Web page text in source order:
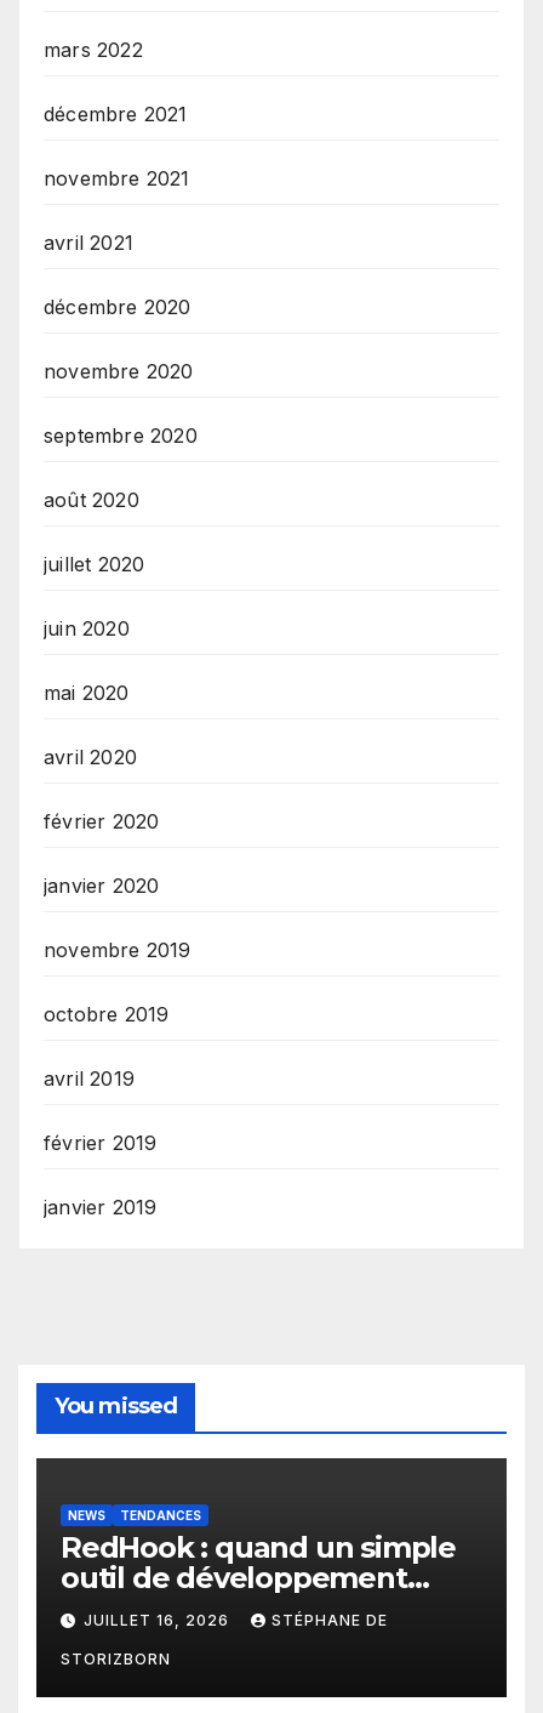
mars 2022
décembre 2021
novembre 2021
avril 2021
décembre 2020
novembre 2020
septembre 2020
août 2020
juillet 2020
juin 2020
mai 2020
avril 2020
février 2020
janvier 2020
novembre 2019
octobre 2019
avril 2019
février 2019
janvier 2019
You missed
NEWS TENDANCES
RedHook : quand un simple
outil de développement
Android devient une porte
d’entrée pour les
cybercriminels
JUILLET 16, 2026 STÉPHANE DE
STORIZBORN